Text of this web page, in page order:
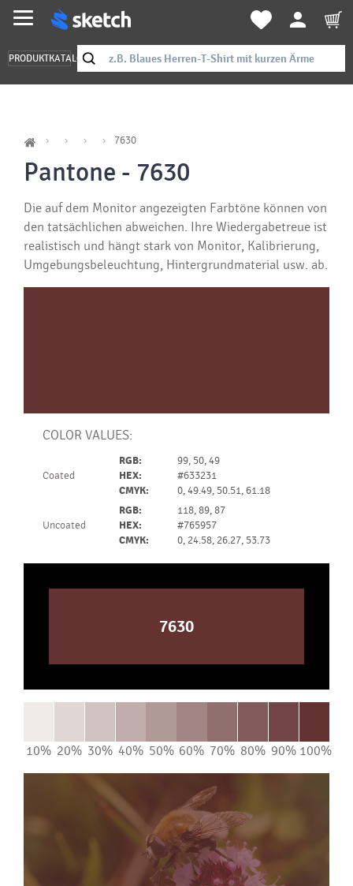
PRODUKTKATALOG
7630
Pantone - 7630
Die auf dem Monitor angezeigten Farbtöne können von
den tatsächlichen abweichen. Ihre Wiedergabetreue ist
realistisch und hängt stark von Monitor, Kalibrierung,
Umgebungsbeleuchtung, Hintergrundmaterial usw. ab.
COLOR VALUES:
Coated
RGB:
HEX:
CMYK:
99, 50, 49
#633231
0, 49.49, 50.51, 61.18
Uncoated
RGB:
HEX:
CMYK:
118, 89, 87
#765957
0, 24.58, 26.27, 53.73
7630
10% 20% 30% 40% 50% 60% 70% 80% 90% 100%